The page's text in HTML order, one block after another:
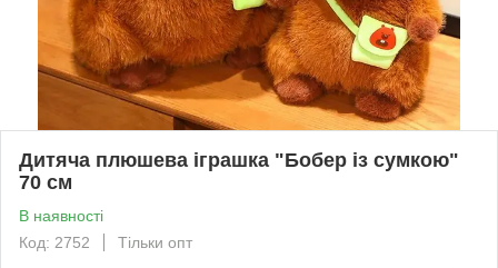
Дитяча плюшева іграшка "Бобер із сумкою"
70 см
В наявності
Код: 2752
Тільки опт